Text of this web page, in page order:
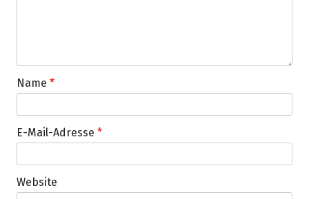
Name *
E-Mail-Adresse *
Website